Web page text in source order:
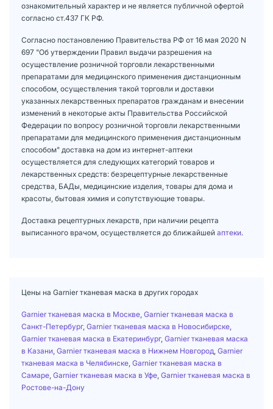
ознакомительный характер и не является публичной офертой
согласно ст.437 ГК РФ.
Согласно постановлению Правительства РФ от 16 мая 2020 N
697 "Об утверждении Правил выдачи разрешения на
осуществление розничной торговли лекарственными
препаратами для медицинского применения дистанционным
способом, осуществления такой торговли и доставки
указанных лекарственных препаратов гражданам и внесении
изменений в некоторые акты Правительства Российской
Федерации по вопросу розничной торговли лекарственными
препаратами для медицинского применения дистанционным
способом" доставка на дом из интернет-аптеки
осуществляется для следующих категорий товаров и
лекарственных средств: безрецептурные лекарственные
средства, БАДы, медицинские изделия, товары для дома и
красоты, бытовая химия и сопутствующие товары.
Доставка рецептурных лекарств, при наличии рецепта
выписанного врачом, осуществляется до ближайшей аптеки.
Цены на Garnier тканевая маска в других городах
Garnier тканевая маска в Москве Garnier тканевая маска в
Санкт-Петербург, Garnier тканевая маска в Новосибирске
Garnier тканевая маска в Екатеринбург, Garnier тканевая маска
в Казани Garnier тканевая маска в Нижнем Новгород Garnier
тканевая маска в Челябинске Garnier тканевая маска в
Самаре Garnier тканевая маска в Уфе Garnier тканевая маска в
Ростове-на-Дону